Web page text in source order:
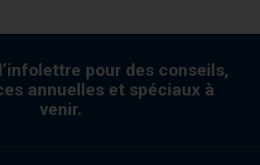
pour des conseils,
annuelles et spéciaux à
venir.